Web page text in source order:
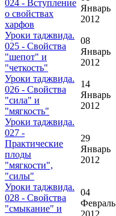
024 - Вступление
о свойствах
харфов
Январь
2012
Уроки таджвида.
025 - Свойства
"шепот" и
"четкость"
08
Январь
2012
Уроки таджвида.
026 - Свойства
"сила" и
"мягкость"
14
Январь
2012
Уроки таджвида.
027 -
Практические
плоды
"мягкости",
"силы"
29
Январь
2012
Уроки таджвида.
028 - Свойства
"смыкание" и
04
Февраль
2012